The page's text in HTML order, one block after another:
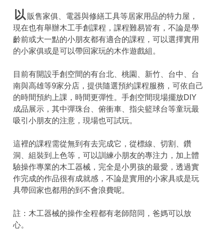
以 販售家俱、電器與修繕工具等居家用品的特力屋，
現在也有舉辦木工手創課程，課程難易皆有，不論是學
齡前或大一點的小朋友都有適合的課程，可以選擇實用
的小家俱或是可以帶回家玩的木作遊戲組。
目前有開設手創空間的有台北、桃園、新竹、台中、台
南與高雄等9家分店，提供隨選預約課程服務，可依自己
的時間預約上課，時間更彈性。手創空間現場擺放DIY
成品展示，其中彈珠台、俯衝車、指尖籃球台等童玩最
吸引小朋友的注意，現場也可試玩。
這裡的課程需從無到有去完成它，從標線、切割、鑽
洞、組裝到上色等，可以訓練小朋友的專注力，加上體
驗操作專業的木工器械，完全是小男孩的最愛，透過實
作完成的作品很有成就感，不論是實用的小家具或是玩
具帶回家也都用的到不會浪費呢。
註：木工器械的操作全程都有老師陪同，爸媽可以放
心。